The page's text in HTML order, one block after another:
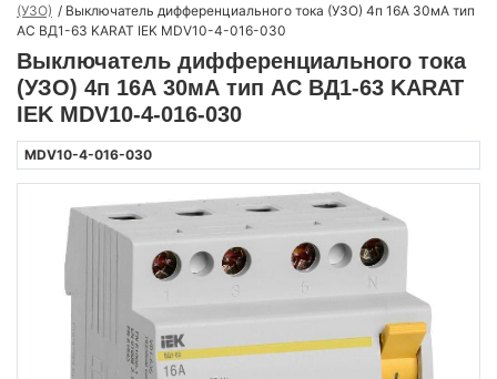
(УЗО)
Выключатель дифференциального тока (УЗО) 4п 16А 30мА тип
AC ВД1-63 KARAT IEK MDV10-4-016-030
Выключатель дифференциального тока
(УЗО) 4п 16А 30мА тип AC ВД1-63 KARAT
IEK MDV10-4-016-030
MDV10-4-016-030